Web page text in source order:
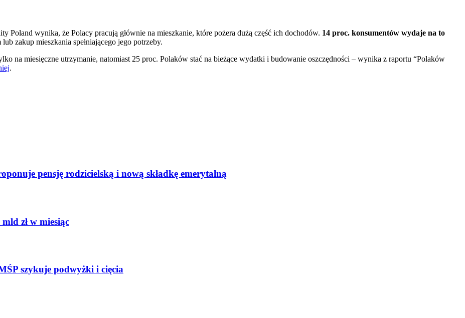
wynika, że Polacy pracują głównie na mieszkanie, które pożera dużą część ich dochodów. 14 proc. konsumentów wydaje na to
zakup mieszkania spełniającego jego potrzeby.
na miesięczne utrzymanie, natomiast 25 proc. Polaków stać na bieżące wydatki i budowanie oszczędności – wynika z raportu “Polaków
.
pensję rodzicielską i nową składkę emerytalną
zł w miesiąc
szykuje podwyżki i cięcia